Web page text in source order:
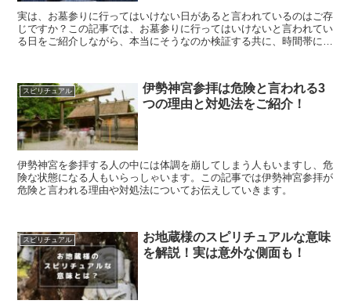
実は、お墓参りに行ってはいけない日があると言われているのはご存
じですか？この記事では、お墓参りに行ってはいけないと言われてい
る日をご紹介しながら、本当にそうなのか検証する共に、時間帯につ
スピリチュアル
伊勢神宮参拝は危険と言われる3
つの理由と対処法をご紹介！
伊勢神宮を参拝する人の中には体調を崩してしまう人もいますし、危
険な状態になる人もいらっしゃいます。この記事では伊勢神宮参拝が
危険と言われる理由や対処法についてお伝えしていきます。
スピリチュアル
お地蔵様のスピリチュアルな意味
を解説！実は意外な側面も！